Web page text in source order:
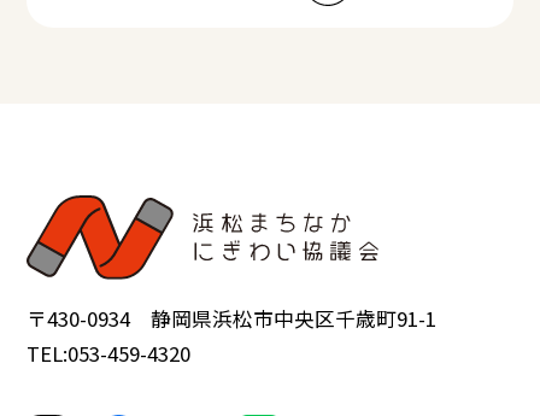
〒430-0934 静岡県浜松市中央区千歳町91-1
TEL:053-459-4320